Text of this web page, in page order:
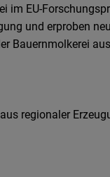
EU-
und erproben
Bauernmolkerei
regionaler